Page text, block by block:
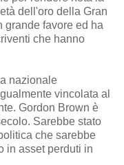
dell'oro della Gran
grande favore ed ha
che hanno
nazionale
vincolata al
Gordon Brown è
Sarebbe stato
che sarebbe
in asset perduti in